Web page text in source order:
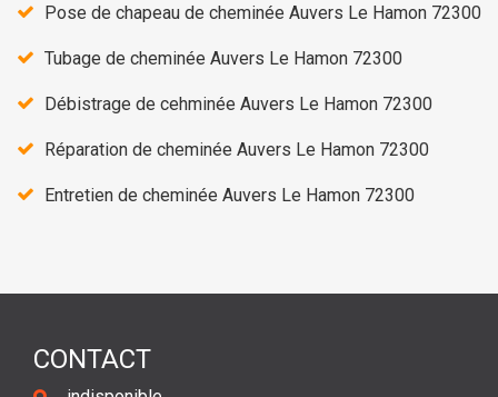
Pose de chapeau de cheminée Auvers Le Hamon 72300
Tubage de cheminée Auvers Le Hamon 72300
Débistrage de cehminée Auvers Le Hamon 72300
Réparation de cheminée Auvers Le Hamon 72300
Entretien de cheminée Auvers Le Hamon 72300
CONTACT